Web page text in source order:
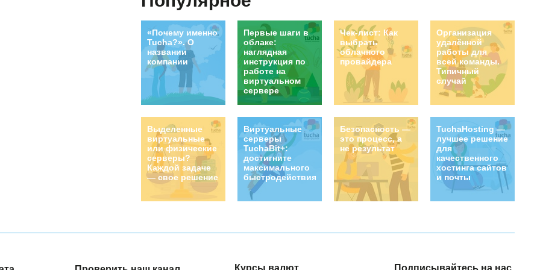
«Почему именно
Tucha?». О
названии
компании
Первые шаги в
облаке:
наглядная
инструкция по
работе на
виртуальном
сервере
Чек-лист: Как
выбрать
облачного
провайдера
Организация
удалённой
работы для
всей команды.
Типичный
случай
Выделенные
виртуальные
или физические
серверы?
Каждой задаче
— свое решение
Виртуальные
серверы
TuchaBit+:
достигните
максимального
быстродействия!
Безопасность —
это процесс, а
не результат
TuchaHosting —
лучшее решение
для
качественного
хостинга сайтов
и почты
Курсы валют Подписывайтесь на нас